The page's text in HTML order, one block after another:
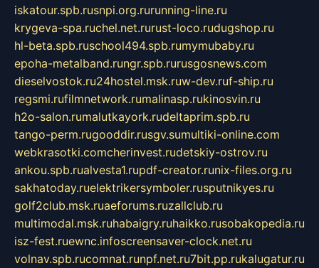
iskatour.spb.rusnpi.org.rurunning-line.ru
krygeva-spa.ruchel.net.rurust-loco.rudugshop.ru
hl-beta.spb.ruschool494.spb.rumymubaby.ru
epoha-metalband.rungr.spb.rurusgosnews.com
dieselvostok.ru24hostel.msk.ruw-dev.ruf-ship.ru
regsmi.rufilmnetwork.rumalinasp.rukinosvin.ru
h2o-salon.rumalutkayork.rudeltaprim.spb.ru
tango-perm.rugooddir.rusgv.sumultiki-online.com
webkrasotki.comcherinvest.rudetskiy-ostrov.ru
ankou.spb.rualvesta1.rupdf-creator.runix-files.org.ru
sakhatoday.ruelektrikersymboler.rusputnikyes.ru
golf2club.msk.ruaeforums.ruzallclub.ru
multimodal.msk.ruhabaigry.ruhaikko.rusobakopedia.ru
isz-fest.ruewnc.infoscreensaver-clock.net.ru
volnav.spb.rucomnat.runpf.net.ru7bit.pp.rukalugatur.ru